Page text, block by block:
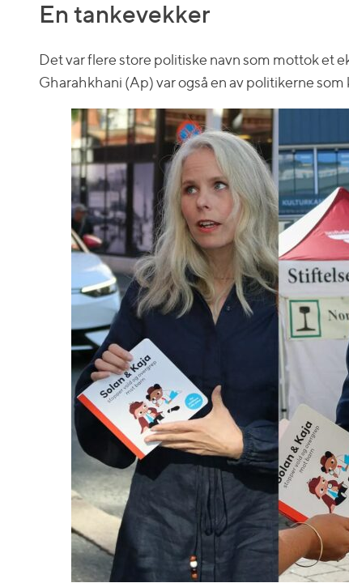
En tankevekker
Det var flere store politiske navn som mottok et
Gharahkhani (Ap) var også en av politikerne